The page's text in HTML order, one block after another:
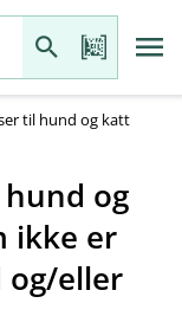
til hund og katt
og
ikke er
og​/​eller